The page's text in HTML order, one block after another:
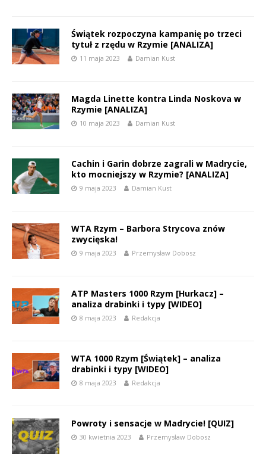
Świątek rozpoczyna kampanię po trzeci
tytuł z rzędu w Rzymie [ANALIZA]
11 maja 2023 Damian Kust
Magda Linette kontra Linda Noskova w
Rzymie [ANALIZA]
10 maja 2023 Damian Kust
Cachin i Garin dobrze zagrali w Madrycie,
kto mocniejszy w Rzymie? [ANALIZA]
9 maja 2023 Damian Kust
WTA Rzym – Barbora Strycova znów
zwycięska!
9 maja 2023 Przemysław Dobosz
ATP Masters 1000 Rzym [Hurkacz] –
analiza drabinki i typy [WIDEO]
8 maja 2023 Redakcja
WTA 1000 Rzym [Świątek] – analiza
drabinki i typy [WIDEO]
8 maja 2023 Redakcja
Powroty i sensacje w Madrycie! [QUIZ]
30 kwietnia 2023 Przemysław Dobosz